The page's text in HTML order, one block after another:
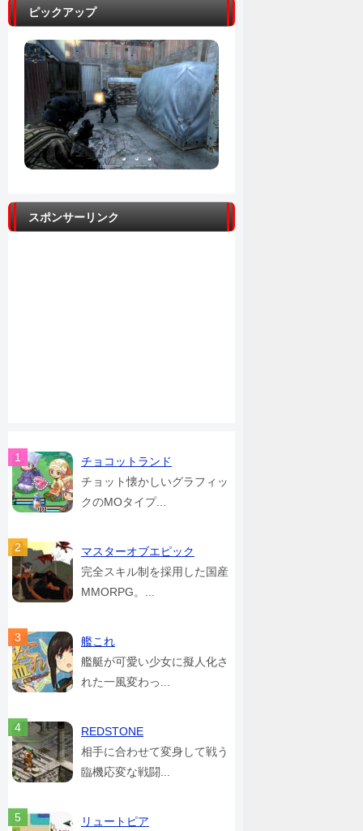
ピックアップ
スポンサーリンク
チョコットランド
チョット懐かしいグラフィッ
クのMOタイプ...
マスターオブエピック
完全スキル制を採用した国産
MMORPG。...
艦これ
艦艇が可愛い少女に擬人化さ
れた一風変わっ...
REDSTONE
相手に合わせて変身して戦う
臨機応変な戦闘...
リュートピア